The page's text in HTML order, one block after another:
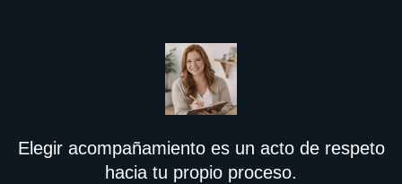
Elegir acompañamiento es un acto de respeto
hacia tu propio proceso.